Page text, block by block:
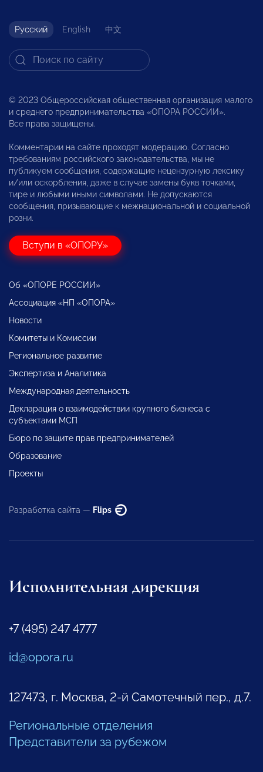
Русский English 中文
© 2023 Общероссийская общественная организация малого
и среднего предпринимательства «ОПОРА РОССИИ».
Все права защищены.
Комментарии на сайте проходят модерацию. Согласно
требованиям российского законодательства, мы не
публикуем сообщения, содержащие нецензурную лексику
и/или оскорбления, даже в случае замены букв точками,
тире и любыми иными символами. Не допускаются
сообщения, призывающие к межнациональной и социальной
розни.
Вступи в «ОПОРУ»
Об «ОПОРЕ РОССИИ»
Ассоциация «НП «ОПОРА»
Новости
Комитеты и Комиссии
Региональное развитие
Экспертиза и Аналитика
Международная деятельность
Декларация о взаимодействии крупного бизнеса с
субъектами МСП
Бюро по защите прав предпринимателей
Образование
Проекты
Разработка сайта — Flips
Исполнительная дирекция
+7 (495) 247 4777
id@opora.ru
127473, г. Москва, 2-й Самотечный пер., д.7.
Региональные отделения
Представители за рубежом